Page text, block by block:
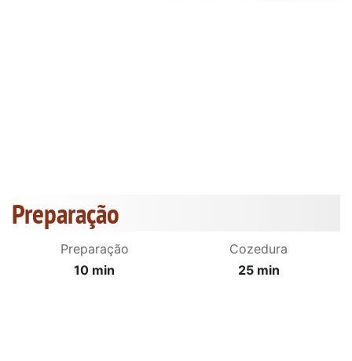
Preparação
Preparação
10 min
Cozedura
25 min